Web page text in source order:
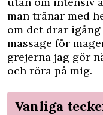
man tränar med
om det drar
massage för
grejerna jag gör
och röra på mig.
Vanliga